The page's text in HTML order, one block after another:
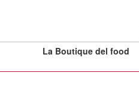
La Boutique del food